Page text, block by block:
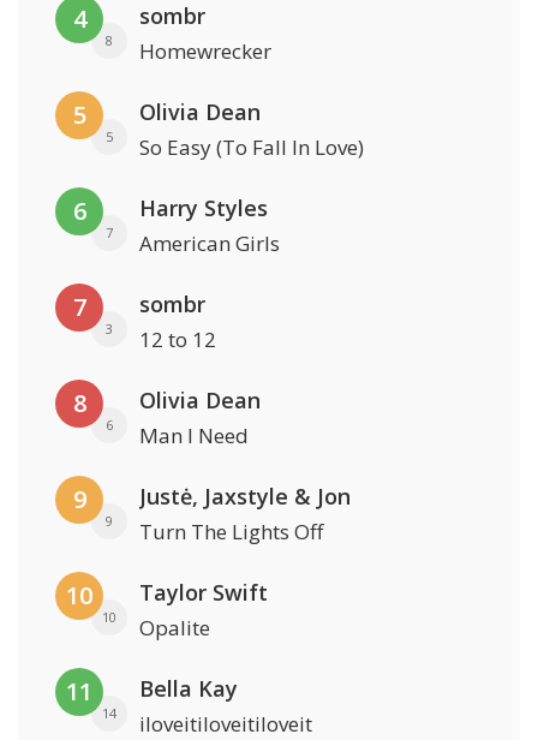
4
8
sombr
Homewrecker
5
5
Olivia Dean
So Easy (To Fall In Love)
6
7
Harry Styles
American Girls
7
3
sombr
12 to 12
8
6
Olivia Dean
Man I Need
9
9
Justė, Jaxstyle & Jon
Turn The Lights Off
10
10
Taylor Swift
Opalite
11
14
Bella Kay
iloveitiloveitiloveit